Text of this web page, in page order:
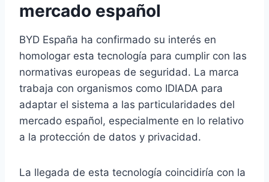
mercado español
BYD España ha confirmado su interés en
homologar esta tecnología para cumplir con las
normativas europeas de seguridad. La marca
trabaja con organismos como IDIADA para
adaptar el sistema a las particularidades del
mercado español, especialmente en lo relativo
a la protección de datos y privacidad.
La llegada de esta tecnología coincidiría con la